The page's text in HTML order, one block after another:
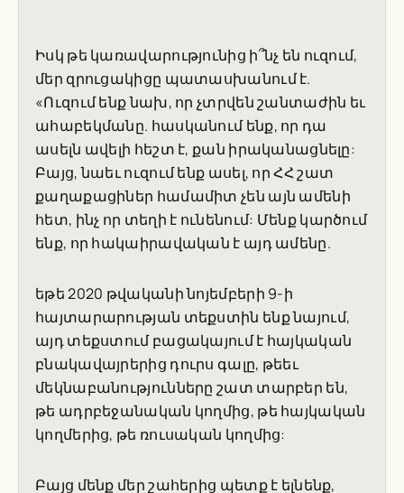
Իսկ թե կառավարությունից ի՞նչ են ուզում,
մեր զրուցակիցը պատասխանում է.
«Ուզում ենք նախ, որ չտրվեն շանտաժին եւ
ահաբեկմանը. հասկանում ենք, որ դա
ասելն ավելի հեշտ է, քան իրականացնելը:
Բայց, նաեւ ուզում ենք ասել, որ ՀՀ շատ
քաղաքացիներ համամիտ չեն այն ամենի
հետ, ինչ որ տեղի է ունենում: Մենք կարծում
ենք, որ հակաիրավական է այդ ամենը.
եթե 2020 թվականի նոյեմբերի 9-ի
հայտարարության տեքստին ենք նայում,
այդ տեքստում բացակայում է հայկական
բնակավայրերից դուրս գալը, թեեւ
մեկնաբանությունները շատ տարբեր են,
թե ադրբեջանական կողմից, թե հայկական
կողմերից, թե ռուսական կողմից:
Բայց մենք մեր շահերից պետք է ելնենք,